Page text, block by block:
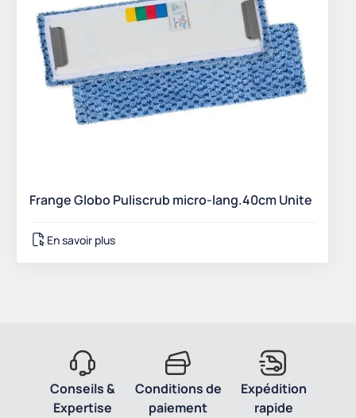
Frange Globo Puliscrub micro-lang.40cm Unite
En savoir plus
Conseils &
Expertise
Conditions de
paiement
Expédition
rapide